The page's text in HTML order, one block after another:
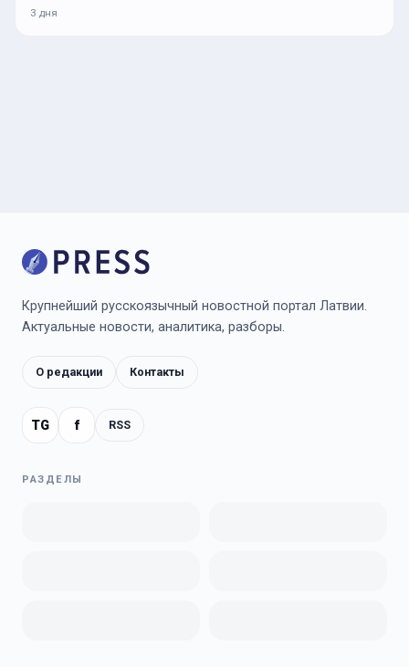
3 дня
Крупнейший русскоязычный новостной портал Латвии.
Актуальные новости, аналитика, разборы.
О редакции Контакты
TG f RSS
РАЗДЕЛЫ